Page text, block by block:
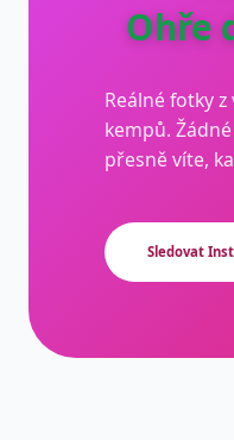
Ohře
Reálné fotky
kempů.
přesně víte,
Sledovat